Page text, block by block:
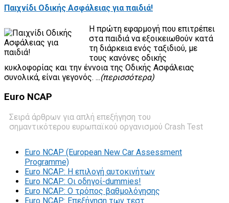
Παιχνίδι Οδικής Ασφάλειας για παιδιά!
Η πρώτη εφαρμογή που επιτρέπει
στα παιδιά να εξοικειωθούν κατά
τη διάρκεια ενός ταξιδιού, με
τους κανόνες οδικής
κυκλοφορίας και την έννοια της Οδικής Ασφάλειας
συνολικά, είναι γεγονός. ...(περισσότερα)
Euro NCAP
Σειρά άρθρων για απλή επεξήγηση του
σημαντικότερου ευρωπαϊκού οργανισμού Crash Test
Euro NCAP (European New Car Assessment
Programme)
Euro NCAP: Η επιλογή αυτοκινήτων
Euro NCAP: Οι οδηγοί-dummies!
Euro NCAP: O τρόπος βαθμολόγησης
Euro NCAP: Επεξήγηση των τεστ